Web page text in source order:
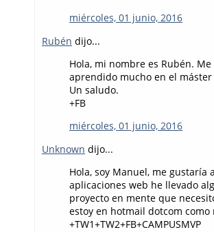
miércoles, 01 junio, 2016
Rubén dijo...
Hola, mi nombre es Rubén.
aprendido mucho en el máster
Un saludo.
+FB
miércoles, 01 junio, 2016
Unknown dijo...
Hola, soy Manuel, me gustaría
aplicaciones web he llevado
proyecto en mente que
estoy en hotmail dotcom
+TW1+TW2+FB+CAMPUSMVP